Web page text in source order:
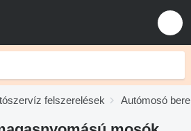
felszerelések Autómosó